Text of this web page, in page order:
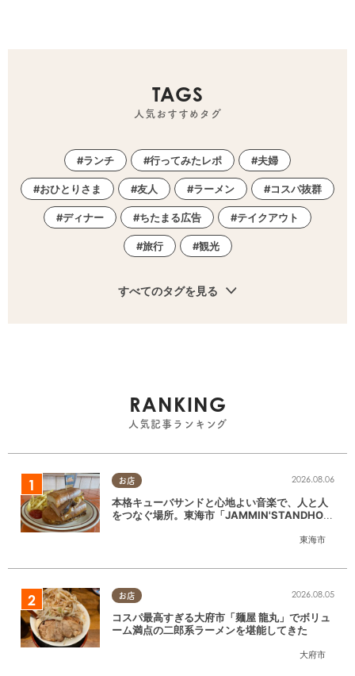
TAGS
人気おすすめタグ
ランチ 行ってみたレポ 夫婦
おひとりさま 友人 ラーメン コスパ抜群
ディナー ちたまる広告 テイクアウト
旅行 観光
すべてのタグを見る
RANKING
人気記事ランキング
お店
東海市
2026.08.06
本格キューバサンドと心地よい音楽で、人と人
をつなぐ場所。東海市「JAMMIN'STANDHOU
お店
大府市
2026.08.05
コスパ最高すぎる大府市「麺屋 龍丸」でボリュ
ーム満点の二郎系ラーメンを堪能してきた